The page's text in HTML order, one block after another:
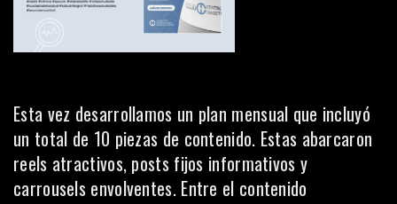
Esta vez desarrollamos un plan mensual que incluyó
un total de 10 piezas de contenido. Estas abarcaron
reels atractivos, posts fijos informativos y
carrousels envolventes. Entre el contenido